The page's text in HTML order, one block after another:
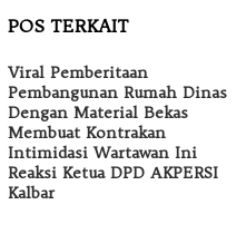
POS TERKAIT
Viral Pemberitaan
Pembangunan Rumah Dinas
Dengan Material Bekas
Membuat Kontrakan
Intimidasi Wartawan Ini
Reaksi Ketua DPD AKPERSI
Kalbar